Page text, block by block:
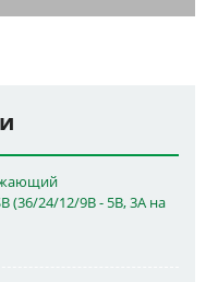
(36/24/12/9В - 5В, 3А на